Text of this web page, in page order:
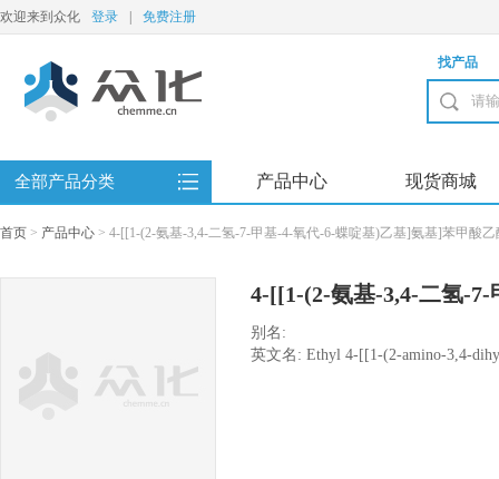
欢迎来到众化 登录 免费注册
找产品
全部产品分类 产品中心 现货商城
首页 > 产品中心 > 4-[[1-(2-氨基-3,4-二氢-7-甲基-4-氧代-6-蝶啶基)乙基]氨基]苯甲酸乙
4-[[1-(2-氨基-3,4-二氢-
氨基]苯甲酸乙酯
别名:
英文名: Ethyl 4-[[1-(2-amino-3,4-